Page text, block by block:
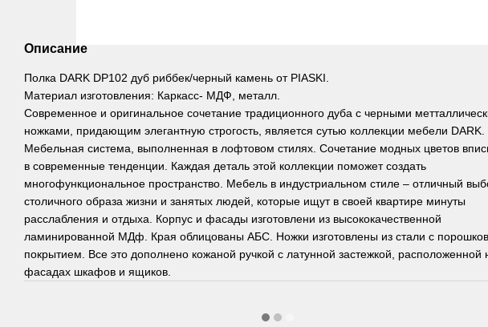
Описание
Полка DARK DP102 дуб риббек/черный камень от PIASKI.
Материал изготовления: Каркасс- МДФ, металл.
Современное и оригинальное сочетание традиционного дуба с черными
ножками, придающим элегантную строгость, является сутью коллекции мебели DARK.
Мебельная система, выполненная в лофтовом стилях. Сочетание модных цветов
в современные тенденции. Каждая деталь этой коллекции поможет создать
многофункциональное пространство. Мебель в индустриальном стиле – отличный
столичного образа жизни и занятых людей, которые ищут в своей квартире минуты
расслабления и отдыха. Корпус и фасады изготовлени из высококачественной
ламинированной МДф. Края облицованы АБС. Ножки изготовлены из стали с
покрытием. Все это дополнено кожаной ручкой с латунной застежкой, расположенной
фасадах шкафов и ящиков.